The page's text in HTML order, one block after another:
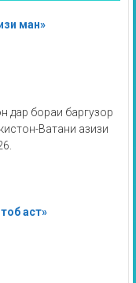
ман»
дар бораи баргузор
Ватани азизи
аст»